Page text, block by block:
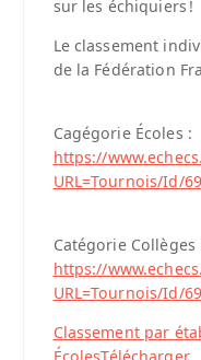
sur les échiquiers !
Le classement
de la Fédération
Cagégorie Écoles :
https://
URL=Tournois/Id/
Catégorie Collèges
https://
URL=Tournois/Id/
Classement par